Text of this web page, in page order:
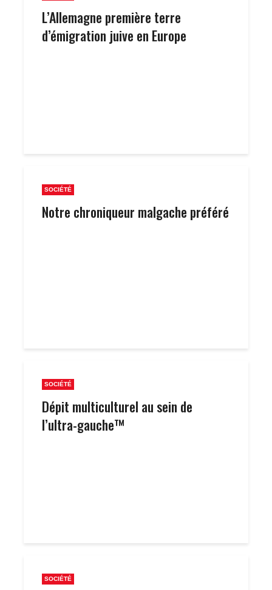
L’Allemagne première terre
d’émigration juive en Europe
SOCIÉTÉ
Notre chroniqueur malgache préféré
SOCIÉTÉ
Dépit multiculturel au sein de
l’ultra-gauche™
SOCIÉTÉ